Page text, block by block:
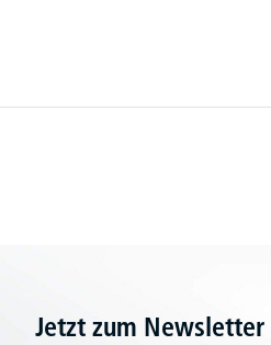
Jetzt zum